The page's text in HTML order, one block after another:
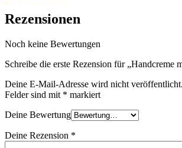
Rezensionen
Noch keine Bewertungen
Schreibe die erste Rezension für „Handcreme
Deine E-Mail-Adresse wird nicht veröffentlicht.
Felder sind mit * markiert
Deine Bewertung
Deine Rezension *